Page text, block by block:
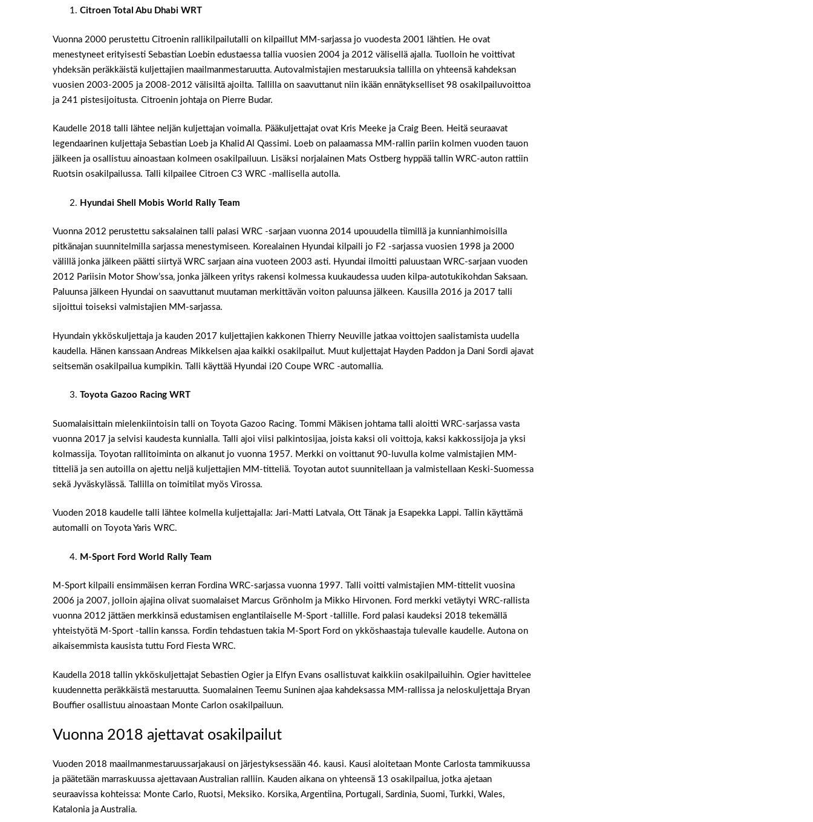
Citroen Total Abu Dhabi WRT
Vuonna 2000 perustettu Citroenin rallikilpailutalli on kilpaillut MM-sarjassa jo vuodesta 2001 lähtien. He ovat
menestyneet erityisesti Sebastian Loebin edustaessa tallia vuosien 2004 ja 2012 välisellä ajalla. Tuolloin he voittivat
yhdeksän peräkkäistä kuljettajien maailmanmestaruutta. Autovalmistajien mestaruuksia tallilla on yhteensä kahdeksan
vuosien 2003-2005 ja 2008-2012 välisiltä ajoilta. Tallilla on saavuttanut niin ikään ennätykselliset 98 osakilpailuvoittoa
ja 241 pistesijoitusta. Citroenin johtaja on Pierre Budar.
Kaudelle 2018 talli lähtee neljän kuljettajan voimalla. Pääkuljettajat ovat Kris Meeke ja Craig Been. Heitä seuraavat
legendaarinen kuljettaja Sebastian Loeb ja Khalid Al Qassimi. Loeb on palaamassa MM-rallin pariin kolmen vuoden tauon
jälkeen ja osallistuu ainoastaan kolmeen osakilpailuun. Lisäksi norjalainen Mats Ostberg hyppää tallin WRC-auton rattiin
Ruotsin osakilpailussa. Talli kilpailee Citroen C3 WRC -mallisella autolla.
Hyundai Shell Mobis World Rally Team
Vuonna 2012 perustettu saksalainen talli palasi WRC -sarjaan vuonna 2014 upouudella tiimillä ja kunnianhimoisilla
pitkänajan suunnitelmilla sarjassa menestymiseen. Korealainen Hyundai kilpaili jo F2 -sarjassa vuosien 1998 ja 2000
välillä jonka jälkeen päätti siirtyä WRC sarjaan aina vuoteen 2003 asti. Hyundai ilmoitti paluustaan WRC-sarjaan vuoden
2012 Pariisin Motor Show’ssa, jonka jälkeen yritys rakensi kolmessa kuukaudessa uuden kilpa-autotukikohdan Saksaan.
Paluunsa jälkeen Hyundai on saavuttanut muutaman merkittävän voiton paluunsa jälkeen. Kausilla 2016 ja 2017 talli
sijoittui toiseksi valmistajien MM-sarjassa.
Hyundain ykköskuljettaja ja kauden 2017 kuljettajien kakkonen Thierry Neuville jatkaa voittojen saalistamista uudella
kaudella. Hänen kanssaan Andreas Mikkelsen ajaa kaikki osakilpailut. Muut kuljettajat Hayden Paddon ja Dani Sordi ajavat
seitsemän osakilpailua kumpikin. Talli käyttää Hyundai i20 Coupe WRC -automallia.
Toyota Gazoo Racing WRT
Suomalaisittain mielenkiintoisin talli on Toyota Gazoo Racing. Tommi Mäkisen johtama talli aloitti WRC-sarjassa vasta
vuonna 2017 ja selvisi kaudesta kunnialla. Talli ajoi viisi palkintosijaa, joista kaksi oli voittoja, kaksi kakkossijoja ja yksi
kolmassija. Toyotan rallitoiminta on alkanut jo vuonna 1957. Merkki on voittanut 90-luvulla kolme valmistajien MM-
titteliä ja sen autoilla on ajettu neljä kuljettajien MM-titteliä. Toyotan autot suunnitellaan ja valmistellaan Keski-Suomessa
sekä Jyväskylässä. Tallilla on toimitilat myös Virossa.
Vuoden 2018 kaudelle talli lähtee kolmella kuljettajalla: Jari-Matti Latvala, Ott Tänak ja Esapekka Lappi. Tallin käyttämä
automalli on Toyota Yaris WRC.
M-Sport Ford World Rally Team
M-Sport kilpaili ensimmäisen kerran Fordina WRC-sarjassa vuonna 1997. Talli voitti valmistajien MM-tittelit vuosina
2006 ja 2007, jolloin ajajina olivat suomalaiset Marcus Grönholm ja Mikko Hirvonen. Ford merkki vetäytyi WRC-rallista
vuonna 2012 jättäen merkkinsä edustamisen englantilaiselle M-Sport -tallille. Ford palasi kaudeksi 2018 tekemällä
yhteistyötä M-Sport -tallin kanssa. Fordin tehdastuen takia M-Sport Ford on ykköshaastaja tulevalle kaudelle. Autona on
aikaisemmista kausista tuttu Ford Fiesta WRC.
Kaudella 2018 tallin ykköskuljettajat Sebastien Ogier ja Elfyn Evans osallistuvat kaikkiin osakilpailuihin. Ogier havittelee
kuudennetta peräkkäistä mestaruutta. Suomalainen Teemu Suninen ajaa kahdeksassa MM-rallissa ja neloskuljettaja Bryan
Bouffier osallistuu ainoastaan Monte Carlon osakilpailuun.
Vuonna 2018 ajettavat osakilpailut
Vuoden 2018 maailmanmestaruussarjakausi on järjestyksessään 46. kausi. Kausi aloitetaan Monte Carlosta tammikuussa
ja päätetään marraskuussa ajettavaan Australian ralliin. Kauden aikana on yhteensä 13 osakilpailua, jotka ajetaan
seuraavissa kohteissa: Monte Carlo, Ruotsi, Meksiko. Korsika, Argentiina, Portugali, Sardinia, Suomi, Turkki, Wales,
Katalonia ja Australia.